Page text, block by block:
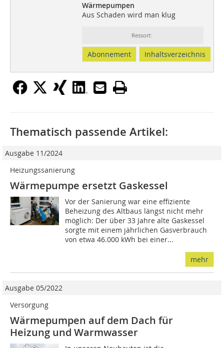
Wärmepumpen
Aus Schaden wird man klug
Ressort:
Abonnement Inhaltsverzeichnis
Thematisch passende Artikel:
Ausgabe 11/2024
Heizungssanierung
Wärmepumpe ersetzt Gaskessel
Vor der Sanierung war eine effiziente
Beheizung des Altbaus längst nicht mehr
möglich: Der über 33 Jahre alte Gaskessel
sorgte mit einem jährlichen Gasverbrauch
von etwa 46.000 kWh bei einer...
mehr
Ausgabe 05/2022
Versorgung
Wärmepumpen auf dem Dach für
Heizung und Warmwasser